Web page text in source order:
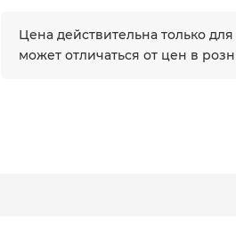
Цена действительна только
может отличаться от цен в